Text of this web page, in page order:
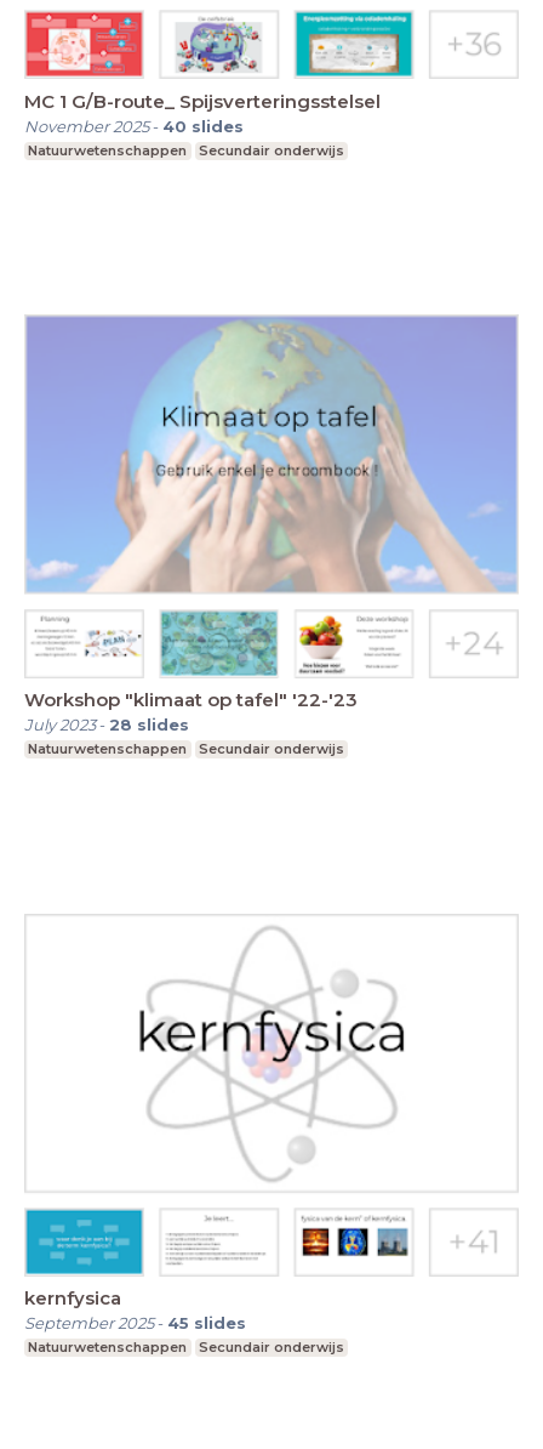
MC 1 G/B-route_ Spijsverteringsstelsel
November 2025- 40 slides
Natuurwetenschappen Secundair onderwijs
Workshop "klimaat op tafel" '22-'23
July 2023- 28 slides
Natuurwetenschappen Secundair onderwijs
kernfysica
September 2025- 45 slides
Natuurwetenschappen Secundair onderwijs